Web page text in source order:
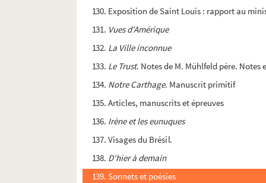
130. Exposition de Saint Louis : rapport au
131. Vues d'Amérique
132. La Ville inconnue
133. Le Trust. Notes de M. Mühlfeld père. Notes
134. Notre Carthage. Manuscrit primitif
135. Articles, manuscrits et épreuves
136. Irène et les eunuques
137. Visages du Brésil.
138. D'hier à demain
139. Sonnets et poésies